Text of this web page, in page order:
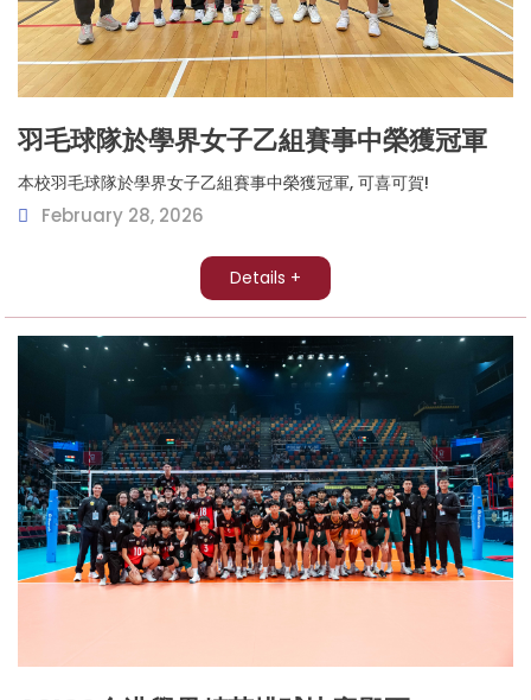
羽毛球隊於學界女子乙組賽事中榮獲冠軍
本校羽毛球隊於學界女子乙組賽事中榮獲冠軍, 可喜可賀!
February 28, 2026
Details +